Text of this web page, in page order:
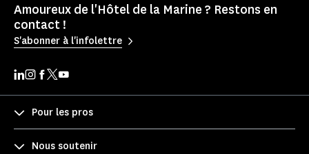
Amoureux de l'Hôtel de la Marine ? Restons en
contact !
S'abonner à l'infolettre
Pour les pros
Nous soutenir